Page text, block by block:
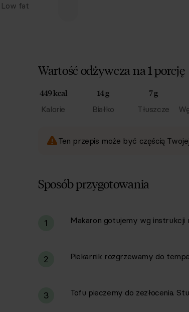
Low fat
Wartość odżywcza na 1 porcję
449 kcal
Kalorie
14 g
Białko
7 g
Tłuszcze
Ten przepis może być częścią
Sposób przygotowania
1 Makaron gotujemy wg instrukcji
2 Piekarnik rozgrzewamy do
3 Tofu pieczemy do zezłocenia.